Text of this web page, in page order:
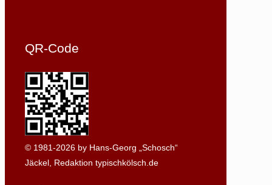
QR-Code
© 1981-2026 by Hans-Georg „Schosch“
Jäckel, Redaktion typischkölsch.de